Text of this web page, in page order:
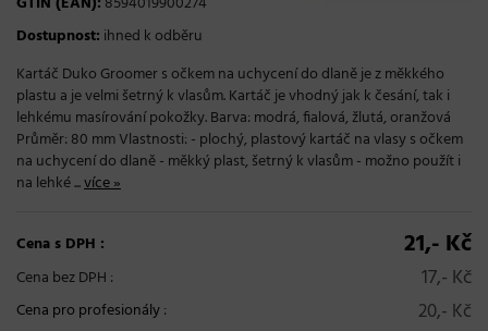
Dostupnost: ihned k odběru
Kartáč Duko Groomer s očkem na uchycení do dlaně je z měkkého
plastu a je velmi šetrný k vlasům. Kartáč je vhodný jak k česání, tak i
lehkému masírování pokožky. Barva: modrá, fialová, žlutá, oranžová
Průměr: 80 mm Vlastnosti: - plochý, plastový kartáč na vlasy s očkem
na uchycení do dlaně - měkký plast, šetrný k vlasům - možno použít i
na lehké ...více »
Cena s DPH : 21,- Kč
Cena bez DPH : 17,- Kč
Cena pro profesionály: 20,- Kč